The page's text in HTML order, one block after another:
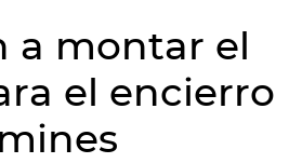
a montar el
el encierro